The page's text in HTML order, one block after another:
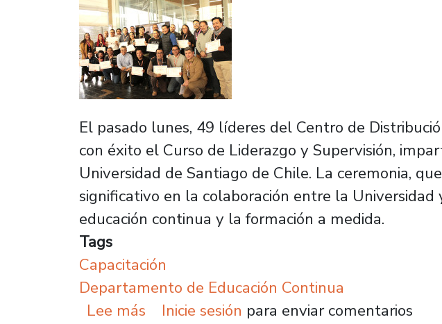
El pasado lunes, 49 líderes del Centro de
con éxito el Curso de Liderazgo y Supervisión,
Universidad de Santiago de Chile. La ceremonia,
significativo en la colaboración entre la
educación continua y la formación a medida.
Tags
Capacitación
Departamento de Educación Continua
Lee más sobre 49 líderes de Ripley fortalecen
Inicie sesión para enviar comentarios